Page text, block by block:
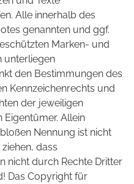
Alle innerhalb des
genannten und ggf.
Marken- und
unterliegen
den Bestimmungen des
Kennzeichenrechts und
der jeweiligen
Eigentümer. Allein
Nennung ist nicht
dass
nicht durch Rechte Dritter
Das Copyright für